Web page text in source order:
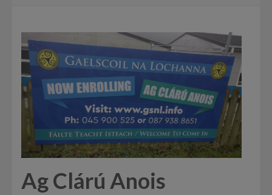
Ag Clárú Anois